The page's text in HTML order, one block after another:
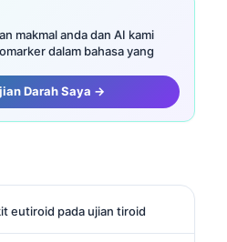
makmal anda dan AI kami
dalam bahasa yang
Darah Saya →
eutiroid pada ujian tiroid